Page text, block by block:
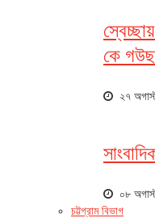
কে গউছ
২৭
০৮
চট্টগ্রাম বিভাগ